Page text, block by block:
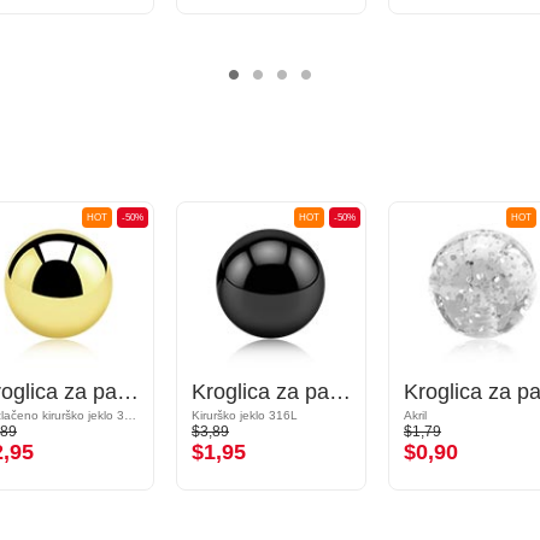
-50%
HOT
Kroglica za palčke z navojem (kirurško jeklo, zlata, sijoč zaključek)
-50%
HOT
Kroglica za palčke z navojem (kirurško jeklo, črna, sijoč zaključek)
Kirurško jeklo 316L
$3,89
$1,95
HOT
Akril
$1,79
$0,90